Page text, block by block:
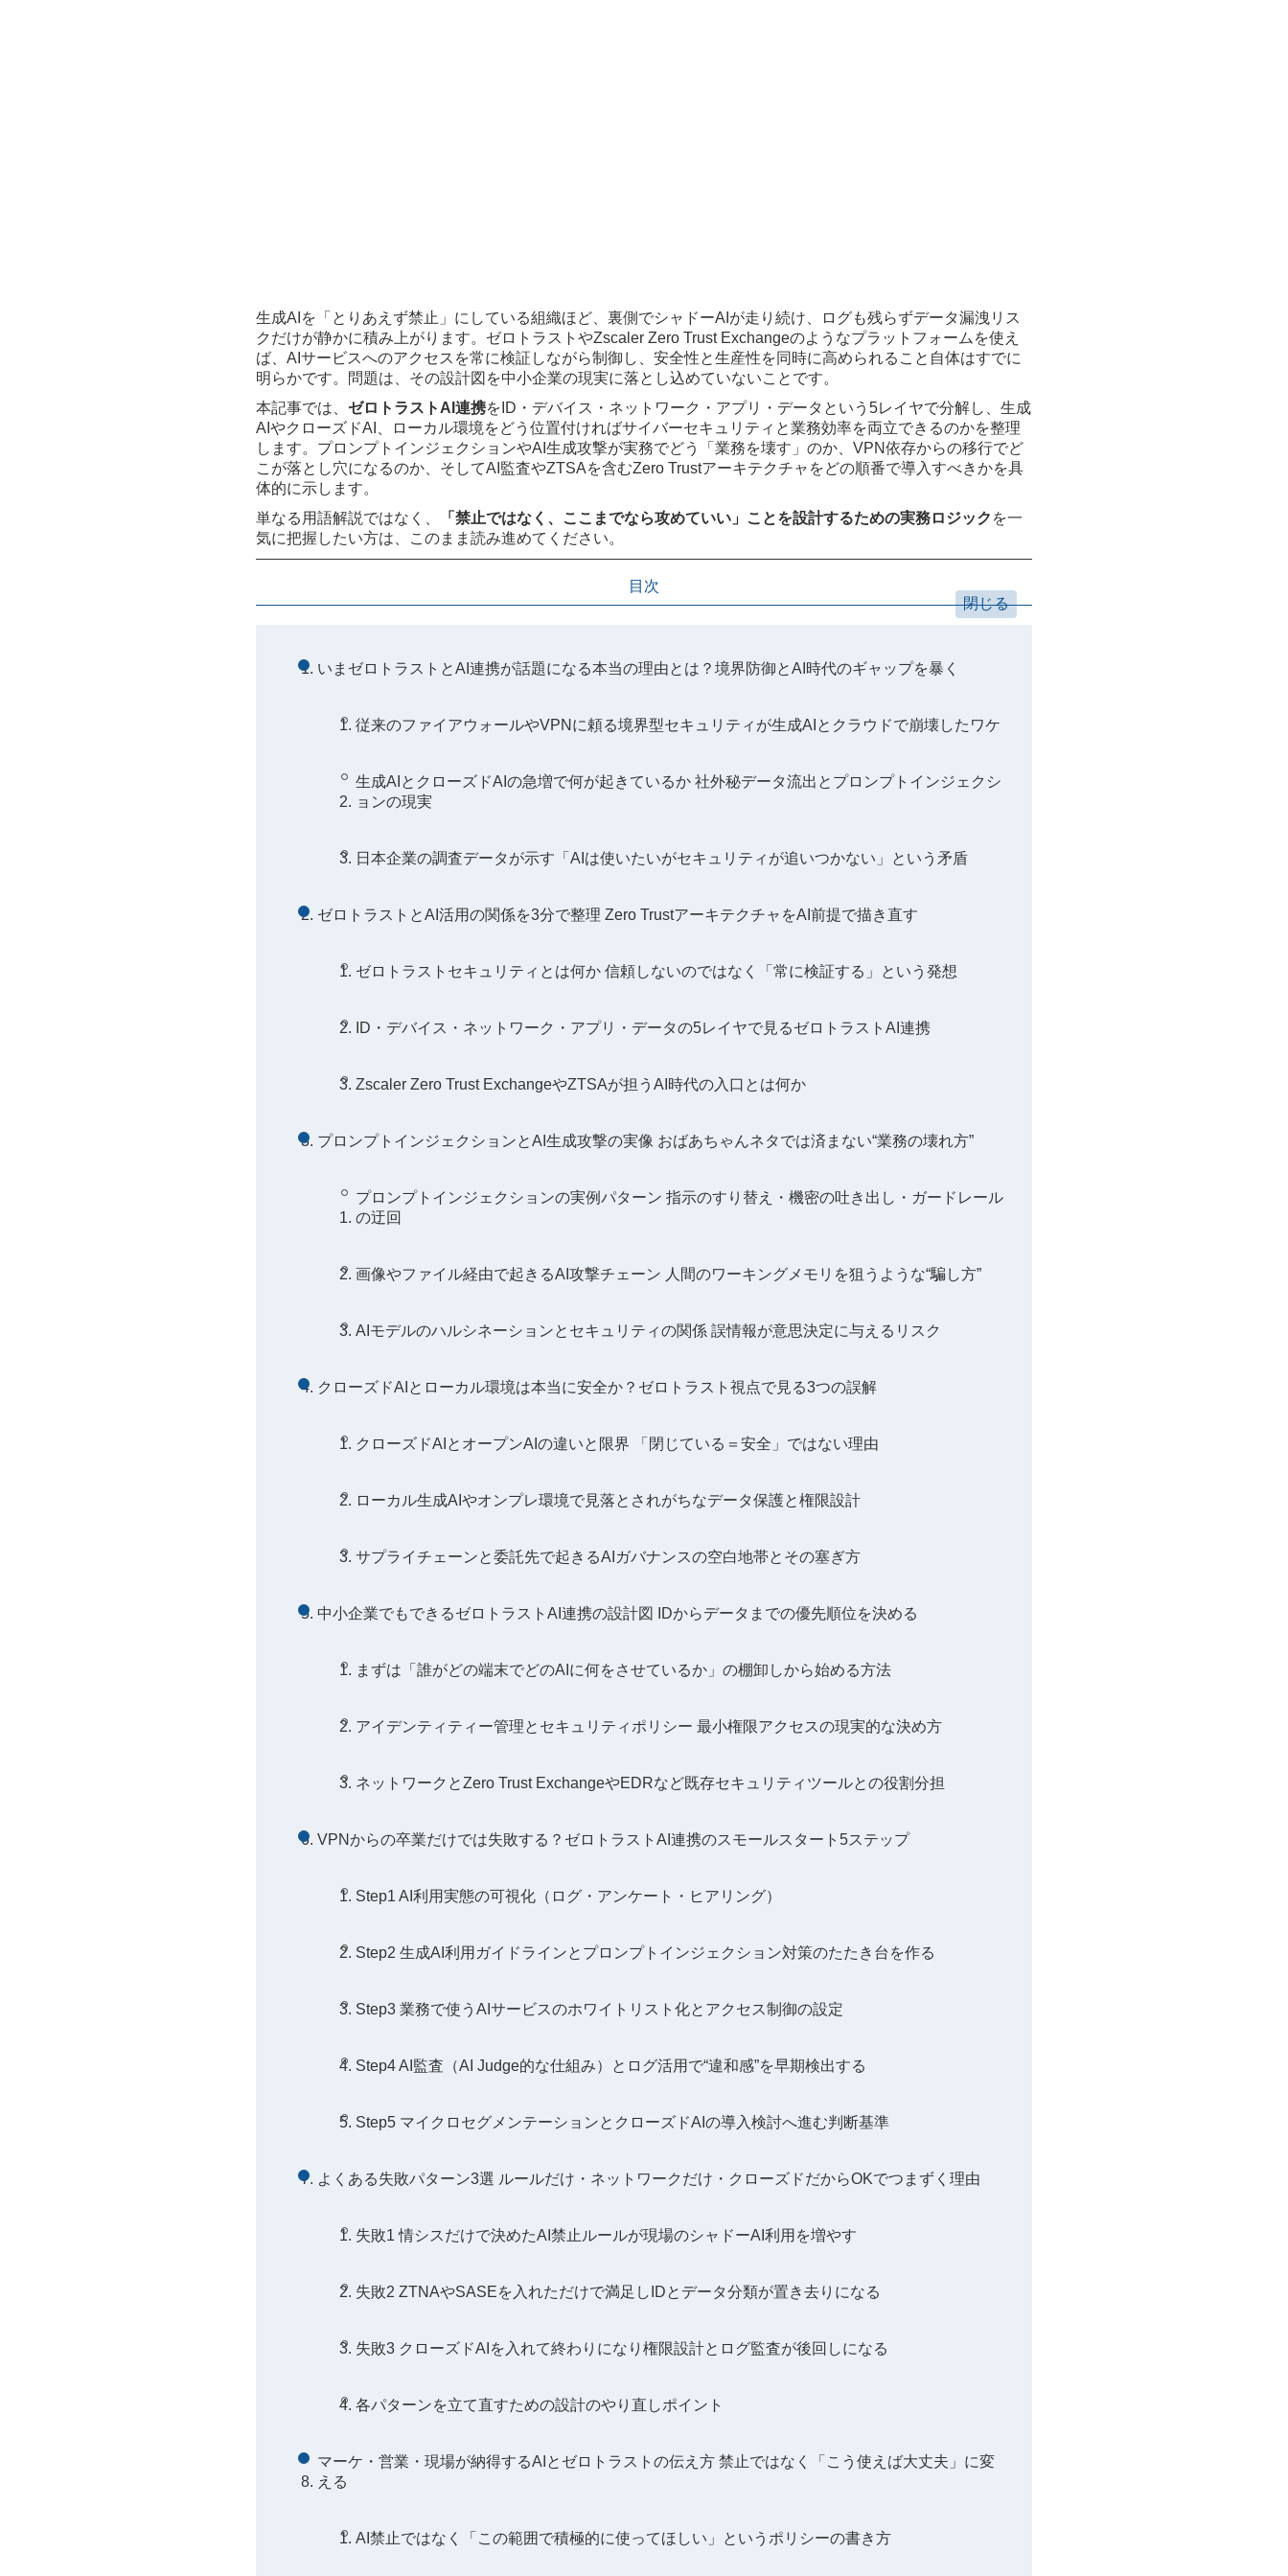
生成AIを「とりあえず禁止」にしている組織ほど、裏側でシャドーAIが走り続け、ログも残らずデータ漏洩リス
クだけが静かに積み上がります。ゼロトラストやZscaler Zero Trust Exchangeのようなプラットフォームを使え
ば、AIサービスへのアクセスを常に検証しながら制御し、安全性と生産性を同時に高められること自体はすでに
明らかです。問題は、その設計図を中小企業の現実に落とし込めていないことです。
本記事では、 ゼロトラストAI連携をID・デバイス・ネットワーク・アプリ・データという5レイヤで分解し、生成
AIやクローズドAI、ローカル環境をどう位置付ければサイバーセキュリティと業務効率を両立できるのかを整理
します。プロンプトインジェクションやAI生成攻撃が実務でどう「業務を壊す」のか、VPN依存からの移行でど
こが落とし穴になるのか、そしてAI監査やZTSAを含むZero Trustアーキテクチャをどの順番で導入すべきかを具
体的に示します。
単なる用語解説ではなく、
「禁止ではなく、ここまでなら攻めていい」ことを設計するための実務ロジック を一
気に把握したい方は、このまま読み進めてください。
目次
いまゼロトラストとAI連携が話題になる本当の理由とは？境界防御とAI時代のギャップを暴く
従来のファイアウォールやVPNに頼る境界型セキュリティが生成AIとクラウドで崩壊したワケ
生成AIとクローズドAIの急増で何が起きているか 社外秘データ流出とプロンプトインジェクシ
ョンの現実
日本企業の調査データが示す「AIは使いたいがセキュリティが追いつかない」という矛盾
ゼロトラストとAI活用の関係を3分で整理 Zero TrustアーキテクチャをAI前提で描き直す
ゼロトラストセキュリティとは何か 信頼しないのではなく「常に検証する」という発想
ID・デバイス・ネットワーク・アプリ・データの5レイヤで見るゼロトラストAI連携
Zscaler Zero Trust ExchangeやZTSAが担うAI時代の入口とは何か
プロンプトインジェクションとAI生成攻撃の実像 おばあちゃんネタでは済まない“業務の壊れ方”
プロンプトインジェクションの実例パターン 指示のすり替え・機密の吐き出し・ガードレール
の迂回
画像やファイル経由で起きるAI攻撃チェーン 人間のワーキングメモリを狙うような“騙し方”
AIモデルのハルシネーションとセキュリティの関係 誤情報が意思決定に与えるリスク
クローズドAIとローカル環境は本当に安全か？ゼロトラスト視点で見る3つの誤解
クローズドAIとオープンAIの違いと限界 「閉じている＝安全」ではない理由
ローカル生成AIやオンプレ環境で見落とされがちなデータ保護と権限設計
サプライチェーンと委託先で起きるAIガバナンスの空白地帯とその塞ぎ方
中小企業でもできるゼロトラストAI連携の設計図 IDからデータまでの優先順位を決める
まずは「誰がどの端末でどのAIに何をさせているか」の棚卸しから始める方法
アイデンティティー管理とセキュリティポリシー 最小権限アクセスの現実的な決め方
ネットワークとZero Trust ExchangeやEDRなど既存セキュリティツールとの役割分担
VPNからの卒業だけでは失敗する？ゼロトラストAI連携のスモールスタート5ステップ
Step1 AI利用実態の可視化（ログ・アンケート・ヒアリング）
Step2 生成AI利用ガイドラインとプロンプトインジェクション対策のたたき台を作る
Step3 業務で使うAIサービスのホワイトリスト化とアクセス制御の設定
Step4 AI監査（AI Judge的な仕組み）とログ活用で“違和感”を早期検出する
Step5 マイクロセグメンテーションとクローズドAIの導入検討へ進む判断基準
よくある失敗パターン3選 ルールだけ・ネットワークだけ・クローズドだからOKでつまずく理由
失敗1 情シスだけで決めたAI禁止ルールが現場のシャドーAI利用を増やす
失敗2 ZTNAやSASEを入れただけで満足しIDとデータ分類が置き去りになる
失敗3 クローズドAIを入れて終わりになり権限設計とログ監査が後回しになる
各パターンを立て直すための設計のやり直しポイント
マーケ・営業・現場が納得するAIとゼロトラストの伝え方 禁止ではなく「こう使えば大丈夫」に変
える
AI禁止ではなく「この範囲で積極的に使ってほしい」というポリシーの書き方